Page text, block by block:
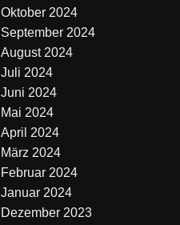
Oktober 2024
September 2024
August 2024
Juli 2024
Juni 2024
Mai 2024
April 2024
März 2024
Februar 2024
Januar 2024
Dezember 2023